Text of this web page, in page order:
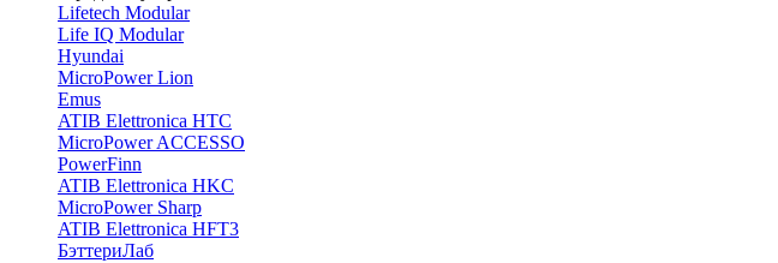
Lifetech Modular
Life IQ Modular
Hyundai
MicroPower Lion
Emus
ATIB Elettronica HTC
MicroPower ACCESSO
PowerFinn
ATIB Elettronica HKC
MicroPower Sharp
ATIB Elettronica HFT3
БэттериЛаб